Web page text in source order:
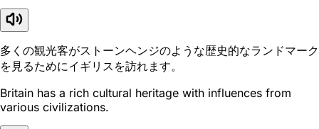
多くの観光客がストーンヘンジのような歴史的なランドマーク
を見るためにイギリスを訪れます。
Britain has a rich cultural heritage with influences from
various civilizations.